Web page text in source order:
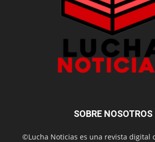
SOBRE NOSOTROS
©Lucha Noticias es una revista digital